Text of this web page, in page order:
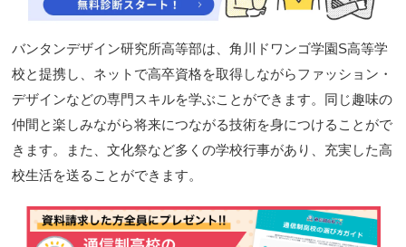
バンタンデザイン研究所高等部は、角川ドワンゴ学園S高等学
校と提携し、ネットで高卒資格を取得しながらファッション・
デザインなどの専門スキルを学ぶことができます。同じ趣味の
仲間と楽しみながら将来につながる技術を身につけることがで
きます。また、文化祭など多くの学校行事があり、充実した高
校生活を送ることができます。